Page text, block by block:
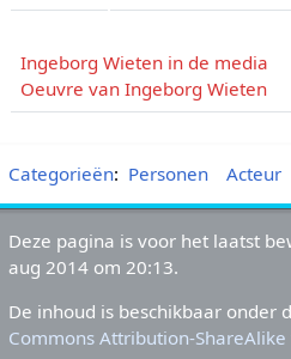
Ingeborg Wieten in de media
Oeuvre van Ingeborg Wieten
Categorieën: Personen Acteur
Deze pagina is voor het laatst
aug 2014 om 20:13.
De inhoud is beschikbaar onder
Commons Attribution-ShareAlike